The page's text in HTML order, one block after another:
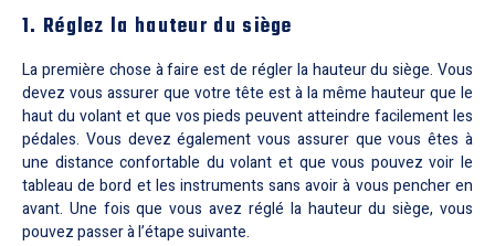
1. Réglez la hauteur du siège
La première chose à faire est de régler la hauteur du siège. Vous
devez vous assurer que votre tête est à la même hauteur que le
haut du volant et que vos pieds peuvent atteindre facilement les
pédales. Vous devez également vous assurer que vous êtes à
une distance confortable du volant et que vous pouvez voir le
tableau de bord et les instruments sans avoir à vous pencher en
avant. Une fois que vous avez réglé la hauteur du siège, vous
pouvez passer à l’étape suivante.